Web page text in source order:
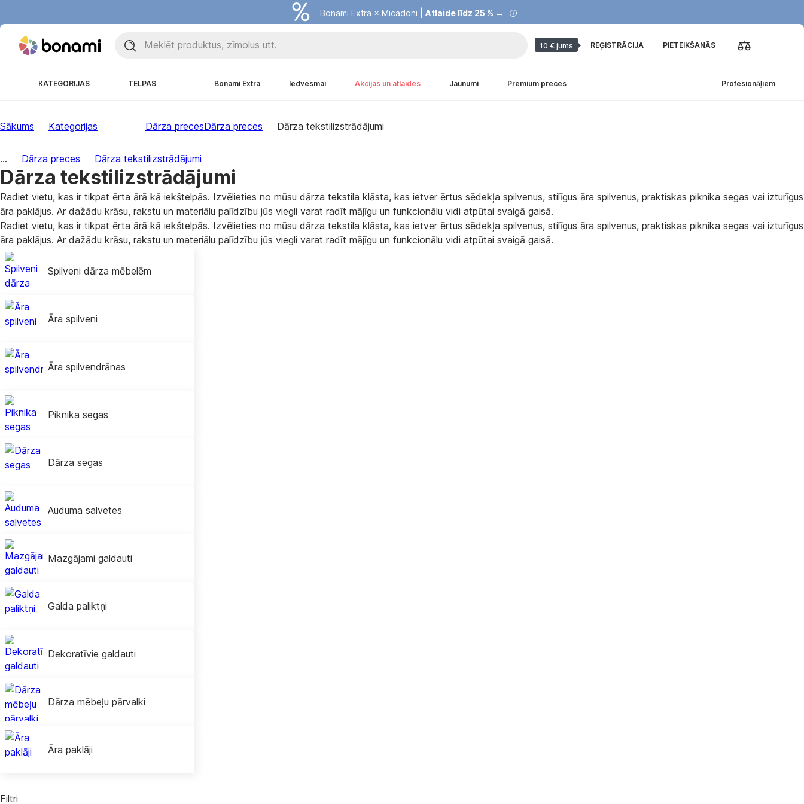
Bonami Extra × Micadoni | Atlaide līdz 25 % →
10 € jums REĢISTRĀCIJA PIETEIKŠANĀS
KATEGORIJAS TELPAS Bonami Extra Iedvesmai Akcijas un atlaides Jaunumi Premium preces Profesionāļiem
Sākums Kategorijas Dārza precesDārza preces Dārza tekstilizstrādājumi
... Dārza preces Dārza tekstilizstrādājumi
Dārza tekstilizstrādājumi
Radiet vietu, kas ir tikpat ērta ārā kā iekštelpās. Izvēlieties no mūsu dārza tekstila klāsta, kas ietver ērtus sēdekļa spilvenus, stilīgus āra spilvenus, praktiskas piknika segas vai izturīgus
āra paklājus. Ar dažādu krāsu, rakstu un materiālu palīdzību jūs viegli varat radīt mājīgu un funkcionālu vidi atpūtai svaigā gaisā.
Radiet vietu, kas ir tikpat ērta ārā kā iekštelpās. Izvēlieties no mūsu dārza tekstila klāsta, kas ietver ērtus sēdekļa spilvenus, stilīgus āra spilvenus, praktiskas piknika segas vai izturīgus
āra paklājus. Ar dažādu krāsu, rakstu un materiālu palīdzību jūs viegli varat radīt mājīgu un funkcionālu vidi atpūtai svaigā gaisā.
Spilveni dārza mēbelēm
Āra spilveni
Āra spilvendrānas
Piknika segas
Dārza segas
Auduma salvetes
Mazgājami galdauti
Galda paliktņi
Dekoratīvie galdauti
Dārza mēbeļu pārvalki
Āra paklāji
Filtri